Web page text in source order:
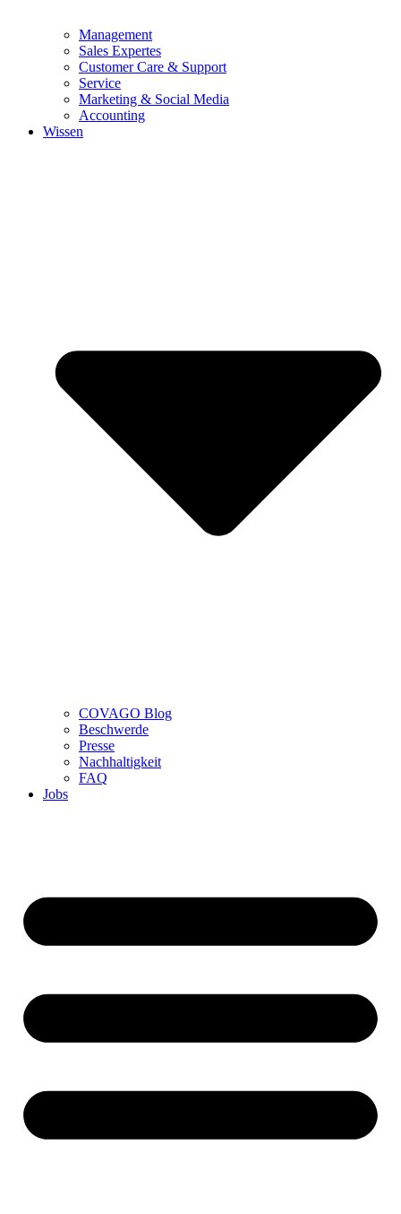
Management
Sales Expertes
Customer Care & Support
Service
Marketing & Social Media
Accounting
Wissen
COVAGO Blog
Beschwerde
Presse
Nachhaltigkeit
FAQ
Jobs